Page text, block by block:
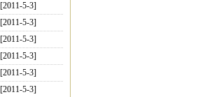
[2011-5-3]
[2011-5-3]
[2011-5-3]
[2011-5-3]
[2011-5-3]
[2011-5-3]